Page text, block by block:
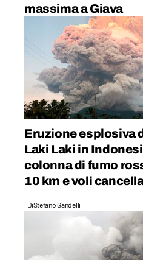
massima a Giava
Eruzione esplosiva
Laki Laki in
colonna di fumo
10 km e voli
DiStefano Gandelli